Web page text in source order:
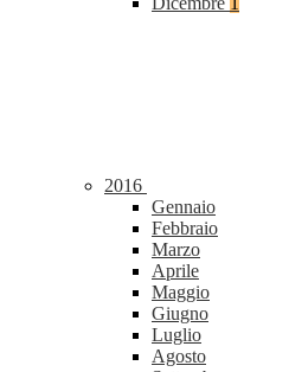
2016
Gennaio
Febbraio
Marzo
Aprile
Maggio
Giugno
Luglio
Agosto